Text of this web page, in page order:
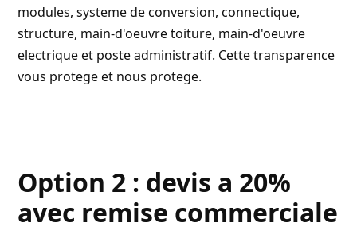
modules, systeme de conversion, connectique,
structure, main-d'oeuvre toiture, main-d'oeuvre
electrique et poste administratif. Cette transparence
vous protege et nous protege.
Option 2 : devis a 20%
avec remise commerciale